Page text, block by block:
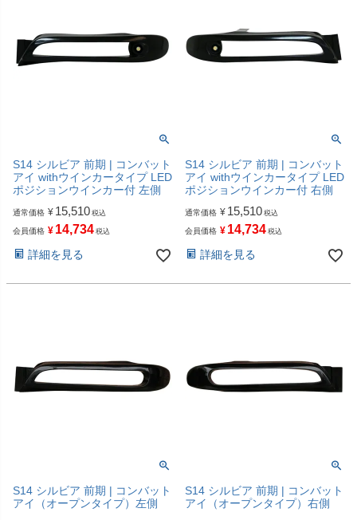
S14 シルビア 前期 | コンバット
アイ withウインカータイプ LED
ポジションウインカー付 左側
通常価格 ¥ 15,510 税込
会員価格 ¥ 14,734 税込
詳細を見る
S14 シルビア 前期 | コンバット
アイ withウインカータイプ LED
ポジションウインカー付 右側
通常価格 ¥ 15,510 税込
会員価格 ¥ 14,734 税込
詳細を見る
S14 シルビア 前期 | コンバット
アイ（オープンタイプ）左側
S14 シルビア 前期 | コンバット
アイ（オープンタイプ）右側